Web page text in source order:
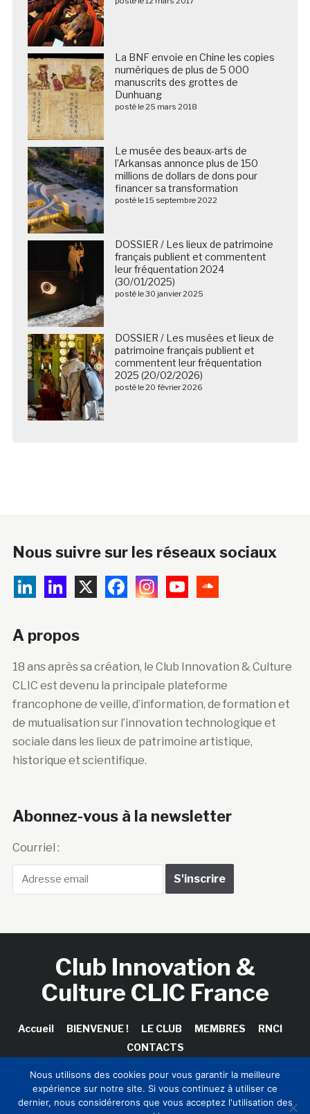
La BNF envoie en Chine les copies
numériques de plus de 5 000
manuscrits des grottes de
Dunhuang
posté le 25 mars 2018
Le musée des beaux-arts de
l’Arkansas annonce plus de 150
millions de dollars de dons pour
financer sa transformation
posté le 15 septembre 2022
DOSSIER / Les lieux de patrimoine
français publient et commentent
leur fréquentation 2024
(30/01/2025)
posté le 30 janvier 2025
DOSSIER / Les musées et lieux de
patrimoine français publient et
commentent leur fréquentation
2025 (20/02/2026)
posté le 20 février 2026
Nous suivre sur les réseaux sociaux
A propos
18 ans après sa création, le Club Innovation & Culture
CLIC est devenu la principale plateforme
francophone de veille, d’information, de formation et
de mutualisation sur l’innovation technologique et
sociale dans les lieux de patrimoine artistique,
historique et scientifique.
Abonnez-vous à la newsletter
Courriel :
Club Innovation &
Culture CLIC France
Accueil BIENVENUE ! LE CLUB MEMBRES
RNCI
CONTACTS
Copyright © 2026 Club Innovation & Culture CLIC France /
Nous utilisons des cookies pour vous garantir la meilleure
expérience sur notre site. Si vous continuez à utiliser ce
dernier, nous considérerons que vous acceptez l'utilisation des